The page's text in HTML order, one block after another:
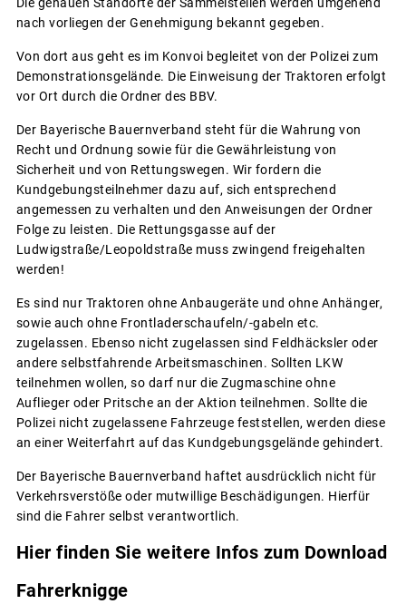
nach vorliegen der Genehmigung bekannt gegeben.
Von dort aus geht es im Konvoi begleitet von der Polizei zum
Demonstrationsgelände. Die Einweisung der Traktoren erfolgt
vor Ort durch die Ordner des BBV.
Der Bayerische Bauernverband steht für die Wahrung von
Recht und Ordnung sowie für die Gewährleistung von
Sicherheit und von Rettungswegen. Wir fordern die
Kundgebungsteilnehmer dazu auf, sich entsprechend
angemessen zu verhalten und den Anweisungen der Ordner
Folge zu leisten. Die Rettungsgasse auf der
Ludwigstraße/Leopoldstraße muss zwingend freigehalten
werden!
Es sind nur Traktoren ohne Anbaugeräte und ohne Anhänger,
sowie auch ohne Frontladerschaufeln/-gabeln etc.
zugelassen. Ebenso nicht zugelassen sind Feldhäcksler oder
andere selbstfahrende Arbeitsmaschinen. Sollten LKW
teilnehmen wollen, so darf nur die Zugmaschine ohne
Auflieger oder Pritsche an der Aktion teilnehmen. Sollte die
Polizei nicht zugelassene Fahrzeuge feststellen, werden diese
an einer Weiterfahrt auf das Kundgebungsgelände gehindert.
Der Bayerische Bauernverband haftet ausdrücklich nicht für
Verkehrsverstöße oder mutwillige Beschädigungen. Hierfür
sind die Fahrer selbst verantwortlich.
Hier finden Sie weitere Infos zum Download
Fahrerknigge